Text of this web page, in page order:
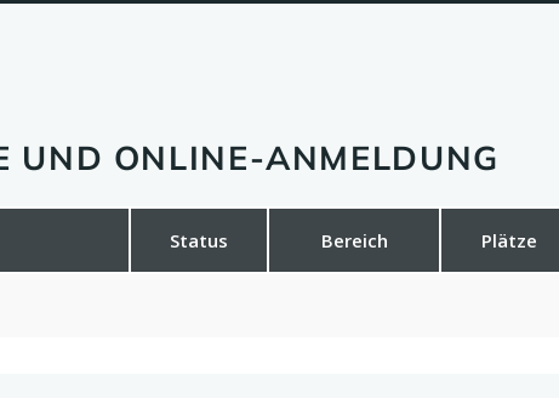
UND ONLINE-ANMELDUNG